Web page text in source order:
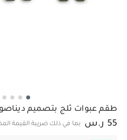
طقم عبوات ثلج بتصميم ديناصور
55 ر.س بما في ذلك ضريبة القيمة